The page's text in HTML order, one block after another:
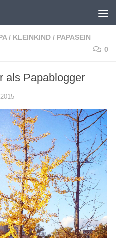
/ KLEINKIND / PAPASEIN
0
als Papablogger